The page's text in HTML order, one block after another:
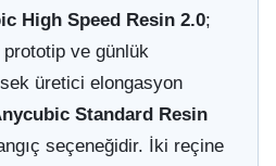
High Speed Resin 2.0;
prototip ve günlük
üretici elongasyon
Standard Resin
seçeneğidir. İki reçine